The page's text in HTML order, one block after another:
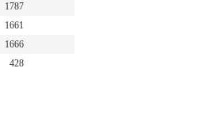
1787
1661
1666
428